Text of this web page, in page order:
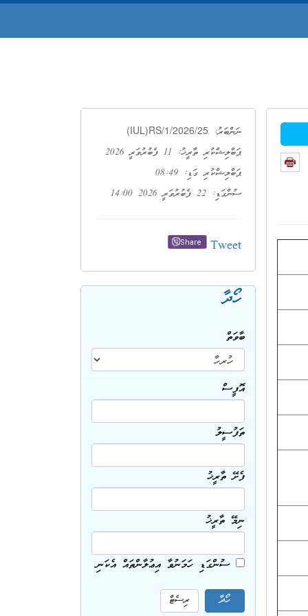
ނަންބަރު: (IUL)RS/1/2026/25
ޕަބްލިޝްކުރި ތާރީޚު: 11 ފެބުރުވަރީ 2026
ޕަބްލިޝްކުރި ގަޑި: 08:49
ސުންގަޑި: 22 ފެބުރުވަރީ 2026 14:00
Tweet
Share
ހޯދާ
ބާވަތް
އޮފީސް
ތަފުސީލު
ފެށޭ ތާރީޚު
ނިމޭ ތާރީޚު
ސުންގަޑި ހަމަނުވާ އިޢުލާންތައް އެކަނި